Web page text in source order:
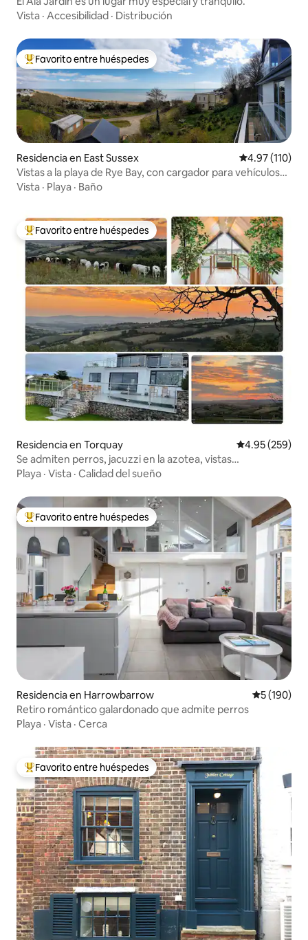
Vista · Accesibilidad · Distribución
De los mejores en Favorito entre huéspedes
Favorito entre huéspedes
Residencia en East Sussex Calificación
4.97 (110)
Vistas a la playa de Rye Bay, con cargador para vehículos
eléctricos.
Vista · Playa · Baño
De los mejores en Favorito entre huéspedes
Favorito entre huéspedes
Residencia en Torquay Calificación
4.95 (259)
Se admiten perros, jacuzzi en la azotea, vistas
panorámicas.
Playa · Vista · Calidad del sueño
De los mejores en Favorito entre huéspedes
Favorito entre huéspedes
Residencia en Harrowbarrow
5 (190)
Retiro romántico galardonado que admite perros
Playa · Vista · Cerca
De los mejores en Favorito entre huéspedes
Favorito entre huéspedes